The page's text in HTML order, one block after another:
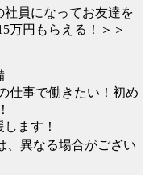
社員になってお友達を
万円もらえる！＞＞
仕事で働きたい！初め
ます！
、異なる場合がござい